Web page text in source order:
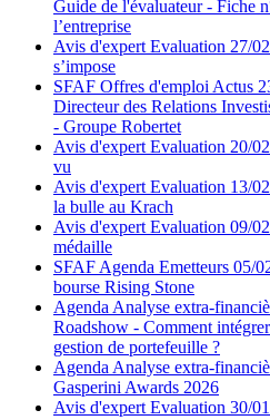
Guide de l'évaluateur - Fiche
l’entreprise
Avis d'expert Evaluation 27/
s’impose
SFAF Offres d'emploi Actus
Directeur des Relations
- Groupe Robertet
Avis d'expert Evaluation 20/
vu
Avis d'expert Evaluation 13/
la bulle au Krach
Avis d'expert Evaluation 09/
médaille
SFAF Agenda Emetteurs 05/
bourse Rising Stone
Agenda Analyse extra-
Roadshow - Comment
gestion de portefeuille ?
Agenda Analyse extra-
Gasperini Awards 2026
Avis d'expert Evaluation 30/